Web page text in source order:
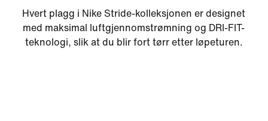
Hvert plagg i Nike Stride-kolleksjonen er designet
med maksimal luftgjennomstrømning og DRI-FIT-
teknologi, slik at du blir fort tørr etter løpeturen.